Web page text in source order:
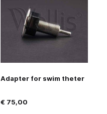
Adapter for swim theter
€ 75,00